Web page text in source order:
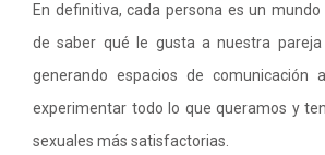
En definitiva, cada persona es un
de saber qué le gusta a nuestra
generando espacios de comunicación
experimentar todo lo que queramos y
sexuales más satisfactorias.